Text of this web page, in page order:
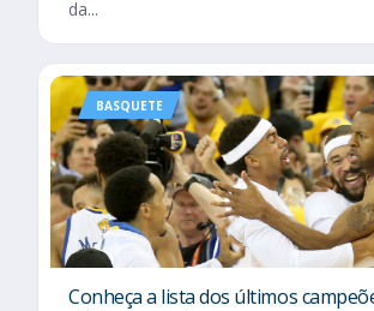
da...
BASQUETE
Conheça a lista dos últimos